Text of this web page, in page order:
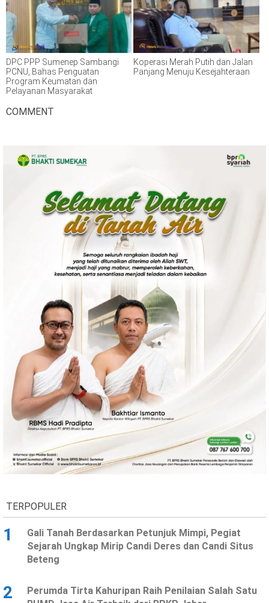
DPC PPP Sumenep Sambangi
PCNU, Bahas Penguatan
Program Keumatan dan
Pelayanan Masyarakat
Koperasi Merah Putih dan Jalan
Panjang Menuju Kesejahteraan
COMMENT
TERPOPULER
1
Gali Tanah Berdasarkan Petunjuk Mimpi, Pegiat
Sejarah Ungkap Mirip Candi Deres dan Candi Situs
Beteng
2
Perumda Tirta Kahuripan Raih Penilaian Salah Satu